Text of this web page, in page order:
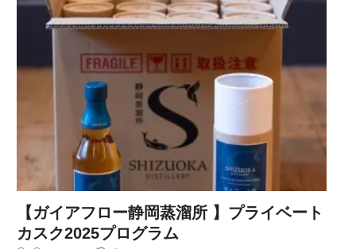
【ガイアフロー静岡蒸溜所 】プライベート
カスク2025プログラム